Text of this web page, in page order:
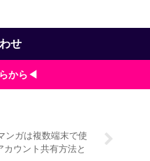
せ
から◀
ンガは複数端末で使
カウント共有方法と
もしや中